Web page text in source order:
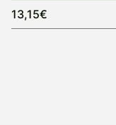
13,15€